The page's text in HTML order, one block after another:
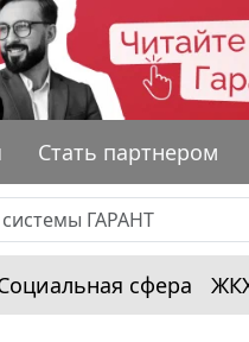
Стать партнером
сфера